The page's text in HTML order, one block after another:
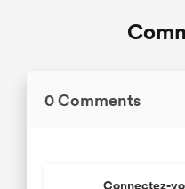
0 Comments